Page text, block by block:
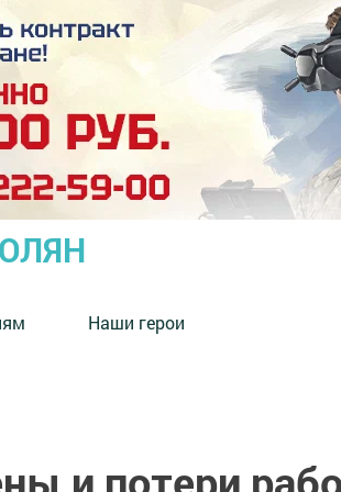
Наши герои
и потери